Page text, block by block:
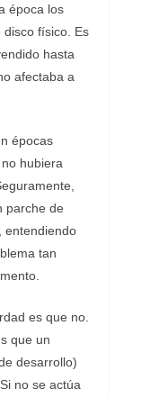
época los
disco físico. Es
hasta
afectaba a
épocas
hubiera
parche de
entendiendo
tan
es que no.
que un
desarrollo)
no se actúa